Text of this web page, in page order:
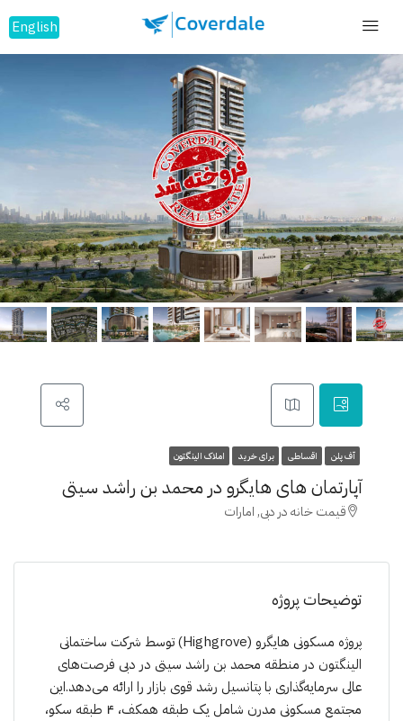
English
آف پلن اقساطی برای خرید املاک الینگتون
آپارتمان های هایگرو در محمد بن راشد سیتی
قیمت خانه در دبی, امارات
توضیحات پروژه
پروژه مسکونی هایگرو (Highgrove) توسط شرکت ساختمانی
الینگتون در منطقه محمد بن راشد سیتی در دبی فرصت‌های
عالی سرمایه‌گذاری با پتانسیل رشد قوی بازار را ارائه می‌دهد.این
مجتمع مسکونی مدرن شامل یک طبقه همکف، ۴ طبقه سکو،